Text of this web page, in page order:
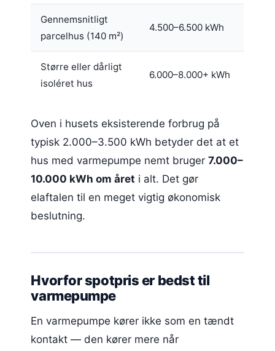
Gennemsnitligt
parcelhus (140 m²)
4.500–6.500 kWh
Større eller dårligt
isoléret hus
6.000–8.000+ kWh
Oven i husets eksisterende forbrug på
typisk 2.000–3.500 kWh betyder det at et
hus med varmepumpe nemt bruger7.000–
10.000 kWh om året i alt. Det gør
elaftalen til en meget vigtig økonomisk
beslutning.
Hvorfor spotpris er bedst til
varmepumpe
En varmepumpe kører ikke som en tændt
kontakt — den kører mere når